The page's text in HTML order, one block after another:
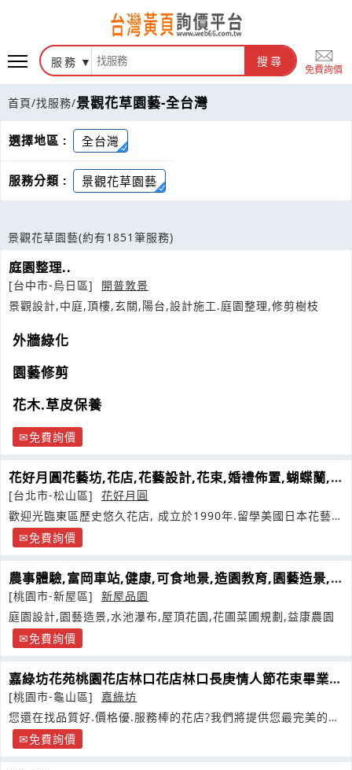
服務 搜尋
免費詢價
首頁/找服務/景觀花草園藝-全台灣
選擇地區 : 全台灣
服務分類 : 景觀花草園藝
景觀花草園藝(約有1851筆服務)
庭園整理..
[台中市-烏日區]
開普敦景
景觀設計,中庭,頂樓,玄關,陽台,設計施工.庭園整理,修剪樹枝
外牆綠化
園藝修剪
花木.草皮保養
免費詢價
花好月圓花藝坊,花店,花藝設計,花束,婚禮佈置,蝴蝶蘭,
盆栽,
[台北市-松山區]
花好月圓
歡迎光臨東區歷史悠久花店, 成立於1990年.留學美國日本花藝設
計為您服務
免費詢價
農事體驗,富岡車站,健康,可食地景,造園教育,園藝造景,
新屋品園
[桃園市-新屋區]
新屋品園
庭園設計,園藝造景,水池瀑布,屋頂花園,花圃菜圃規劃,益康農園
免費詢價
嘉綠坊花苑桃園花店林口花店林口長庚情人節花束畢業花
束盆栽情人花束
[桃園市-龜山區]
嘉綠坊
您還在找品質好.價格優.服務棒的花店?我們將提供您最完美的服
務 免費詢價